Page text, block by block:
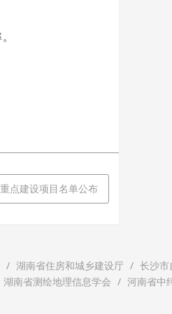
点建设项目名单公布
湖南省住房和城乡建设厅
长沙市
湖南省测绘地理信息学会 河南省中